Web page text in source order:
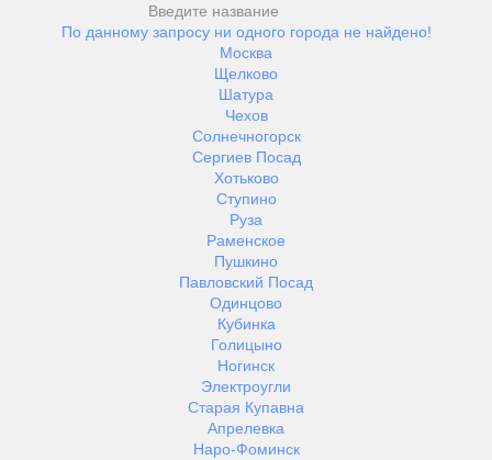
По данному запросу ни одного города не найдено!
Москва
Щелково
Шатура
Чехов
Солнечногорск
Сергиев Посад
Хотьково
Ступино
Руза
Раменское
Пушкино
Павловский Посад
Одинцово
Кубинка
Голицыно
Ногинск
Электроугли
Старая Купавна
Апрелевка
Наро-Фоминск